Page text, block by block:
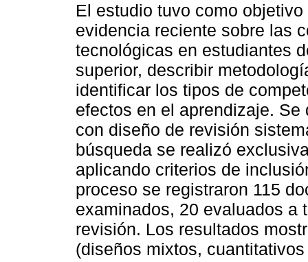
El estudio tuvo como
evidencia reciente sobre las
tecnológicas en estudiantes
superior, describir
identificar los tipos de
efectos en el aprendizaje.
con diseño de revisión
búsqueda se realizó
aplicando criterios de
proceso se registraron 115
examinados, 20 evaluados a
revisión. Los resultados
(diseños mixtos,